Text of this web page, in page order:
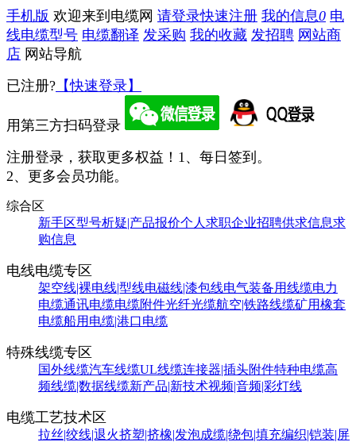
手机版 欢迎来到电缆网 请登录快速注册 我的信息0 电
线电缆型号 电缆翻译 发采购 我的收藏 发招聘 网站商
店 网站导航
已注册? 【快速登录】
用第三方扫码登录
注册登录，获取更多权益！ 1、每日签到。
2、更多会员功能。
综合区
新手区型号析疑|产品报价个人求职企业招聘供求信息求
购信息
电线电缆专区
架空线|裸电线|型线电磁线|漆包线电气装备用线缆电力
电缆通讯电缆电缆附件光纤光缆航空|铁路线缆矿用橡套
电缆船用电缆|港口电缆
特殊线缆专区
国外线缆汽车线缆UL线缆连接器|插头附件特种电缆高
频线缆|数据线缆新产品|新技术视频|音频|彩灯线
电缆工艺技术区
拉丝|绞线|退火挤塑|挤橡|发泡成缆|绕包|填充编织|铠装|屏